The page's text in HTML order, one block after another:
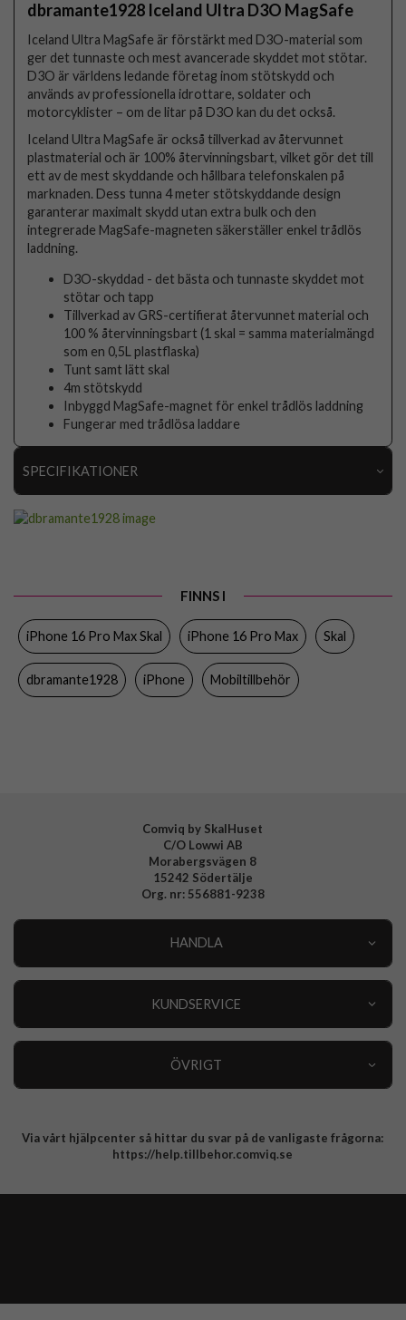
dbramante1928 Iceland Ultra D3O MagSafe
Iceland Ultra MagSafe är förstärkt med D3O-material som
ger det tunnaste och mest avancerade skyddet mot stötar.
D3O är världens ledande företag inom stötskydd och
används av professionella idrottare, soldater och
motorcyklister – om de litar på D3O kan du det också.
Iceland Ultra MagSafe är också tillverkad av återvunnet
plastmaterial och är 100% återvinningsbart, vilket gör det till
ett av de mest skyddande och hållbara telefonskalen på
marknaden. Dess tunna 4 meter stötskyddande design
garanterar maximalt skydd utan extra bulk och den
integrerade MagSafe-magneten säkerställer enkel trådlös
laddning.
D3O-skyddad - det bästa och tunnaste skyddet mot
stötar och tapp
Tillverkad av GRS-certifierat återvunnet material och
100 % återvinningsbart (1 skal = samma materialmängd
som en 0,5L plastflaska)
Tunt samt lätt skal
4m stötskydd
Inbyggd MagSafe-magnet för enkel trådlös laddning
Fungerar med trådlösa laddare
SPECIFIKATIONER
MagSafe-kompatibel, Miljövänlig
Färg
D3O, Återvunnen plast
Varumärke dbramante1928
FINNS I
iPhone 16 Pro Max Skal iPhone 16 Pro Max Skal
dbramante1928 iPhone Mobiltillbehör
Comviq by SkalHuset
C/O Lowwi AB
Morabergsvägen 8
15242 Södertälje
Org. nr: 556881-9238
HANDLA
KUNDSERVICE
ÖVRIGT
Integritetspolicy
Via vårt hjälpcenter så hittar du svar på de vanligaste frågorna:
https://help.tillbehor.comviq.se